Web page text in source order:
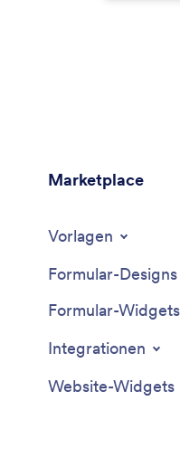
Marketplace
Vorlagen
Formular-Designs
Formular-Widgets
Integrationen
Website-Widgets